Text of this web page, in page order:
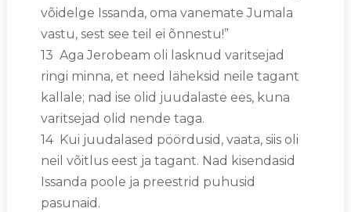
võidelge Issanda, oma vanemate Jumala
vastu, sest see teil ei õnnestu!”
13 Aga Jerobeam oli lasknud varitsejad
ringi minna, et need läheksid neile tagant
kallale; nad ise olid juudalaste ees, kuna
varitsejad olid nende taga.
14 Kui juudalased pöördusid, vaata, siis oli
neil võitlus eest ja tagant. Nad kisendasid
Issanda poole ja preestrid puhusid
pasunaid.